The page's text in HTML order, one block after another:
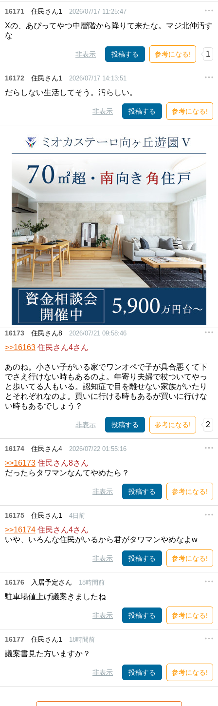
16171 住民さん1 2026/07/17 11:25:47
Xの、あぴってやつ中層階から降りて来たな。マジ北仲汚す
な
非表示 投稿する 参考になる! 1
16172 住民さん1 2026/07/17 14:13:51
だらしない生活してそう。汚らしい。
非表示 投稿する 参考になる!
16173 住民さん8 2026/07/21 09:58:46
>>16163 住民さん4さん
あのね。小さい子がいる家でワンオペで子が具合悪くて下
でさえ行けない時もあるのよ。年寄り夫婦で杖ついてやっ
と歩いてる人もいる。認知症で目を離せない家族がいたり
とそれぞれなのよ。買いに行ける時もあるが買いに行けな
い時もあるでしょう？
非表示 投稿する 参考になる! 2
16174 住民さん4 2026/07/22 01:55:16
>>16173 住民さん8さん
だったらタワマンなんてやめたら？
非表示 投稿する 参考になる!
16175 住民さん1 4日前
>>16174 住民さん4さん
いや、いろんな住民がいるから君がタワマンやめなよw
非表示 投稿する 参考になる!
16176 入居予定さん 18時間前
駐車場値上げ議案きましたね
非表示 投稿する 参考になる!
16177 住民さん1 18時間前
議案書見た方いますか？
非表示 投稿する 参考になる!